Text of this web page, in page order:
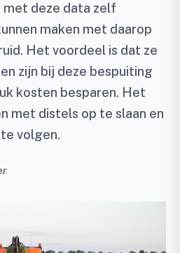
deze data zelf
maken met daarop
Het voordeel is dat ze
zijn bij deze bespuiting
kosten besparen. Het
met distels op te slaan en
volgen.